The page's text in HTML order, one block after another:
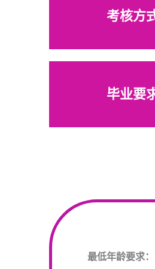
考核方
毕业要
最低年龄要求：